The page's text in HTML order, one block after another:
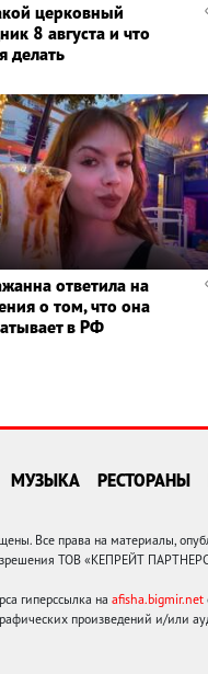
церковный
8 августа и что
делать
ответила на
о том, что она
в РФ
МУЗЫКА РЕСТОРАНЫ
Все права на материалы,
ТОВ «КЕПРЕЙТ
гиперссылка на afisha.bigmir.net
произведений и/или